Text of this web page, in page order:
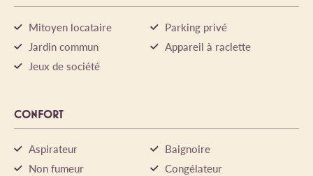
Mitoyen locataire
Parking privé
Jardin commun
Appareil à raclette
Jeux de société
CONFORT
Aspirateur
Baignoire
Non fumeur
Congélateur